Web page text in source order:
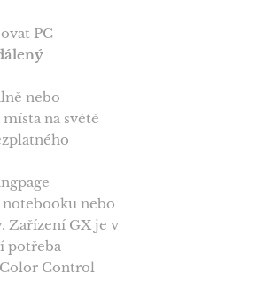
PC
nebo
na světě
nebo
Zařízení GX je v
potřeba
Control